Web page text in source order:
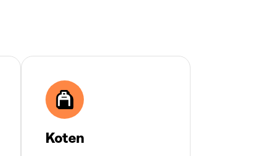
Koten